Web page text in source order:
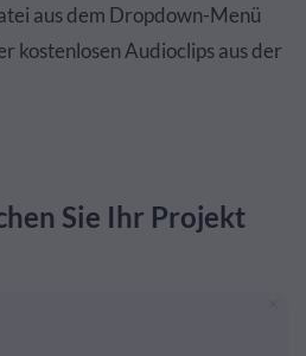
aus dem Dropdown-Menü
kostenlosen Audioclips aus der
Sie Ihr Projekt